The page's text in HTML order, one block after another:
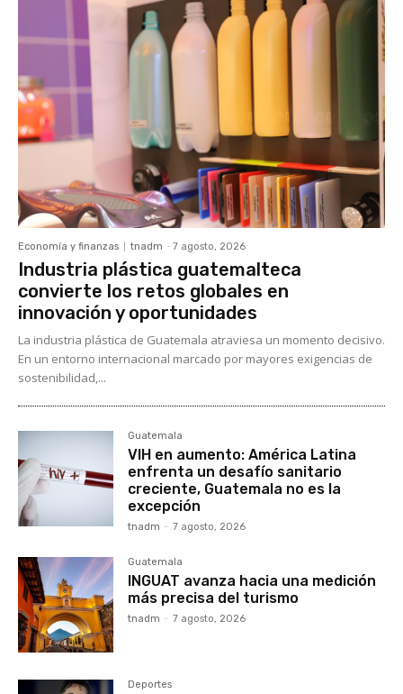
Economía y finanzas tnadm - 7 agosto, 2026
Industria plástica guatemalteca
convierte los retos globales en
innovación y oportunidades
La industria plástica de Guatemala atraviesa un momento decisivo.
En un entorno internacional marcado por mayores exigencias de
sostenibilidad,...
Guatemala
VIH en aumento: América Latina
enfrenta un desafío sanitario
creciente, Guatemala no es la
excepción
tnadm - 7 agosto, 2026
Guatemala
INGUAT avanza hacia una medición
más precisa del turismo
tnadm - 7 agosto, 2026
Deportes